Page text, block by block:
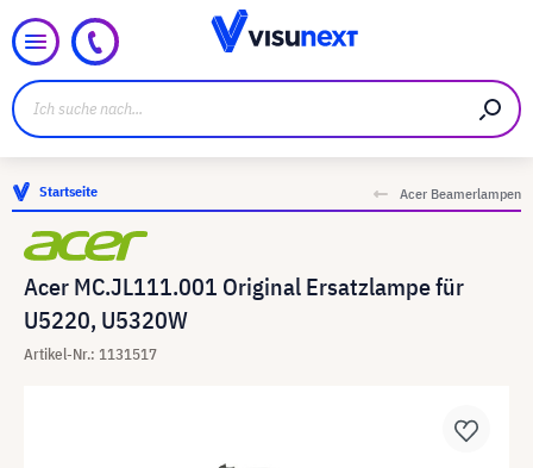
Startseite Acer Beamerlampen
Acer MC.JL111.001 Original Ersatzlampe für
U5220, U5320W
Artikel-Nr.: 1131517